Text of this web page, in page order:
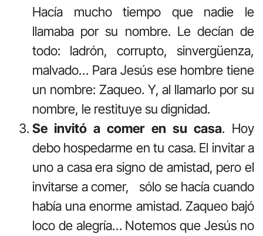
Hacía mucho tiempo que nadie le
llamaba por su nombre. Le decían de
todo: ladrón, corrupto, sinvergüenza,
malvado… Para Jesús ese hombre tiene
un nombre: Zaqueo. Y, al llamarlo por su
nombre, le restituye su dignidad.
Se invitó a comer en su casa. Hoy
debo hospedarme en tu casa. El invitar a
uno a casa era signo de amistad, pero el
invitarse a comer, sólo se hacía cuando
había una enorme amistad. Zaqueo bajó
loco de alegría… Notemos que Jesús no